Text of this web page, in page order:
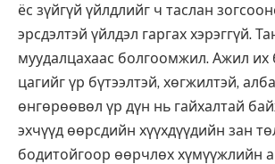
ёс зүйгүй үйлдлийг ч таслан
эрсдэлтэй үйлдэл гаргах хэрэггүй.
муудалцахаас болгоомжил. Ажил их
цагийг үр бүтээлтэй, хөгжилтэй,
өнгөрөөвөл үр дүн нь гайхалтай
эхчүүд өөрсдийн хүүхдүүдийн зан
бодитойгоор өөрчлөх хүмүүжлийн